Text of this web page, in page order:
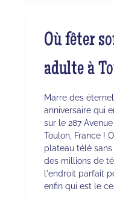
Où fêter
adulte à
Marre des
anniversaire qui
sur le 287
Toulon, France !
plateau télé
des millions de
l'endroit parfait
enfin qui est le